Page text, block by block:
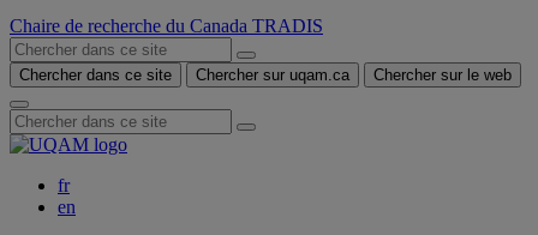
Chaire de recherche du Canada TRADIS
Chercher dans ce site Chercher sur uqam.ca Chercher sur le web
fr
en